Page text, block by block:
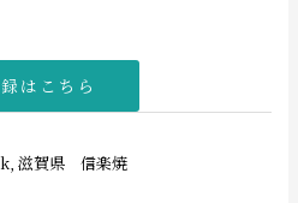
はこちら
,滋賀県 信楽焼